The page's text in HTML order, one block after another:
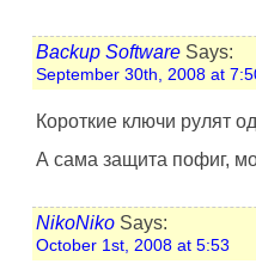
Backup Software Says:
September 30th, 2008 at
Короткие ключи рулят
А сама защита пофиг,
NikoNiko Says:
October 1st, 2008 at 5:53